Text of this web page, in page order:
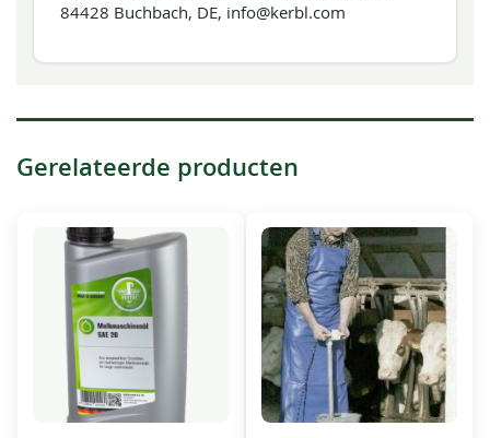
84428 Buchbach, DE, info@kerbl.com
Gerelateerde producten